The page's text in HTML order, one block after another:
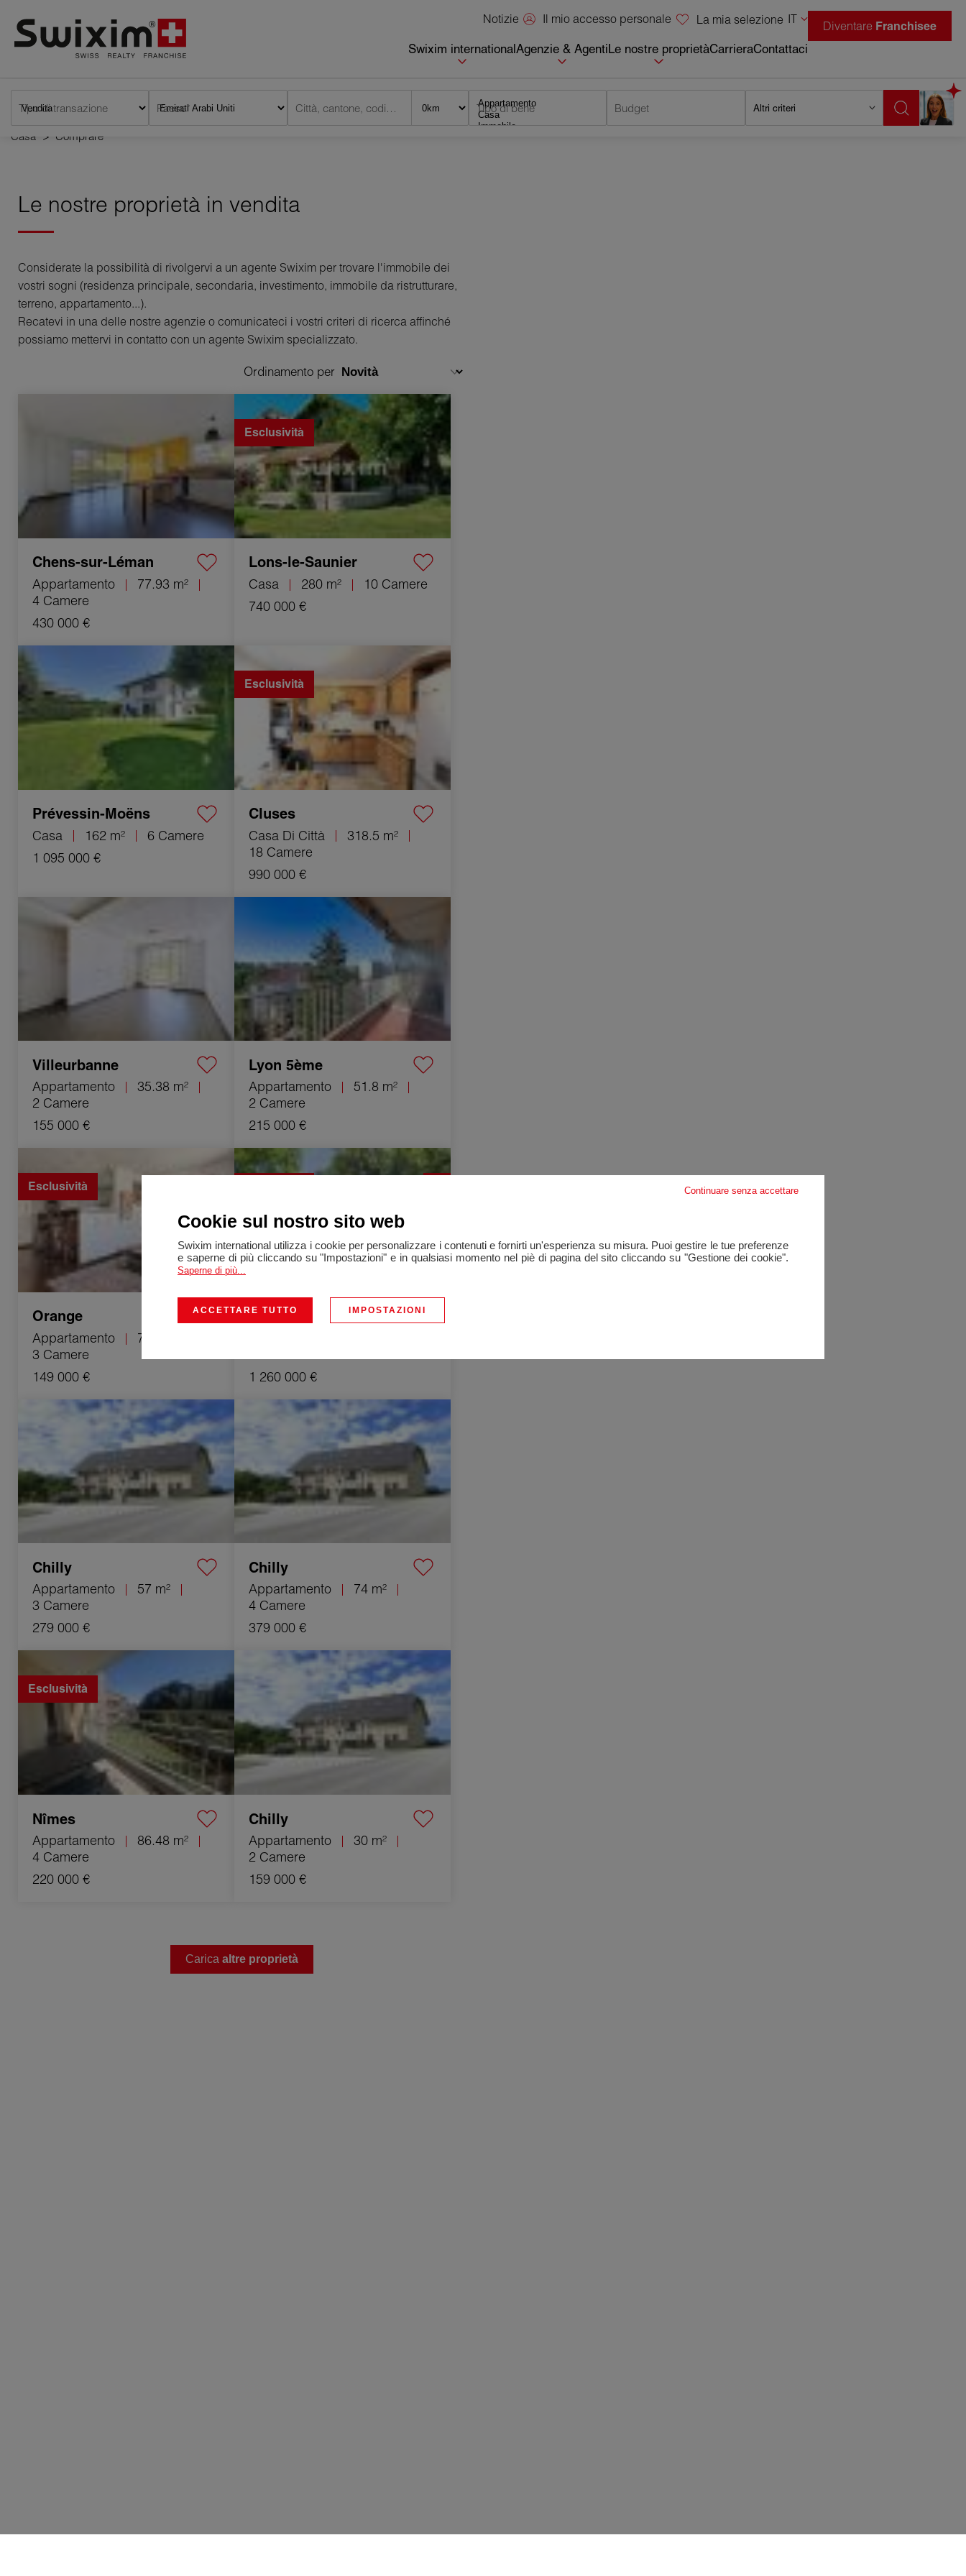
Notizie Il mio accesso personale La mia selezione IT
Swixim internationalAgenzie & AgentiLe nostre proprietàCarrieraContattaci
Diventare Franchisee
Tipo di transazione Paese* Città, cantone, codice postale Tipo di bene Budget Altri criteri
Casa > Comprare
Le nostre proprietà in vendita
Considerate la possibilità di rivolgervi a un agente Swixim per trovare l'immobile dei
vostri sogni (residenza principale, secondaria, investimento, immobile da ristrutturare,
terreno, appartamento...).
Recatevi in una delle nostre agenzie o comunicateci i vostri criteri di ricerca affinché
possiamo mettervi in contatto con un agente Swixim specializzato.
Ordinamento per
Chens-sur-Léman
Appartamento
77.93 m²
4 Camere
430 000 €
Vendita Casa Lons-le-Saunier 10 Camere
280 m²
Esclusività
Lons-le-Saunier
Casa 280 m²
10 Camere
740 000 €
Vendita Casa Prévessin-Moëns 6 Camere
162 m²
Prévessin-Moëns
Casa 162 m²
6 Camere
1 095 000 €
Vendita Casa di città Cluses 18 Camere
318.5 m²
Esclusività
Cluses
Casa Di Città
318.5 m²
18 Camere
990 000 €
Vendita Appartamento Villeurbanne
2 Camere 35.38 m²
Villeurbanne
Appartamento
35.38 m²
2 Camere
155 000 €
Vendita Appartamento Lyon 5ème
Lyon 5ème
Appartamento
51.8 m²
2 Camere
215 000 €
Vendita Appartamento Orange 3 Camere
74 m²
Esclusività
Orange
Appartamento
74 m²
3 Camere
149 000 €
Vendita Proprietà Pézenas 11 Camere
420 m²
Pézenas
1 260 000 €
Vendita Appartamento Chilly 3 Camere
Chilly
Appartamento
57 m²
3 Camere
279 000 €
Vendita Appartamento Chilly 4 Camere
Chilly
Appartamento
74 m²
4 Camere
379 000 €
Vendita Appartamento Nîmes 4 Camere
86.48 m²
Esclusività
Nîmes
Appartamento
86.48 m²
4 Camere
220 000 €
Vendita Appartamento Chilly 2 Camere
Chilly
Appartamento
30 m²
2 Camere
159 000 €
Carica altre proprietà
Continuare senza accettare
Cookie sul nostro sito web
Swixim international utilizza i cookie per personalizzare i contenuti e fornirti un'esperienza su misura. Puoi gestire le tue preferenze
e saperne di più cliccando su "Impostazioni" e in qualsiasi momento nel piè di pagina del sito cliccando su "Gestione dei cookie".
Saperne di più...
ACCETTARE TUTTO IMPOSTAZIONI